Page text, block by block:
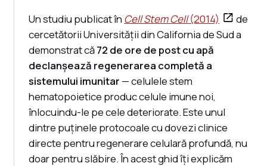
Un studiu publicat în Cell Stem Cell(2014)
de
cercetătorii Universității din California de Sud a
demonstrat că72 de ore de post cu apă
declanșează regenerarea completă a
sistemului imunitar — celulele stem
hematopoietice produc celule imune noi,
înlocuindu-le pe cele deteriorate. Este unul
dintre puținele protocoale cu dovezi clinice
directe pentru regenerare celulară profundă, nu
doar pentru slăbire. În acest ghid îți explicăm